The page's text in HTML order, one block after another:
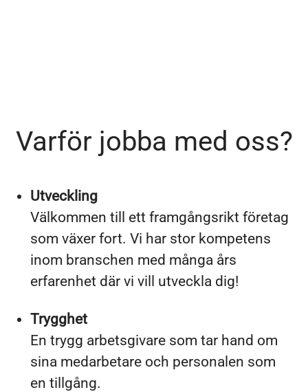
Varför jobba med oss?
Utveckling
Välkommen till ett framgångsrikt företag
som växer fort. Vi har stor kompetens
inom branschen med många års
erfarenhet där vi vill utveckla dig!
Trygghet
En trygg arbetsgivare som tar hand om
sina medarbetare och personalen som
en tillgång.